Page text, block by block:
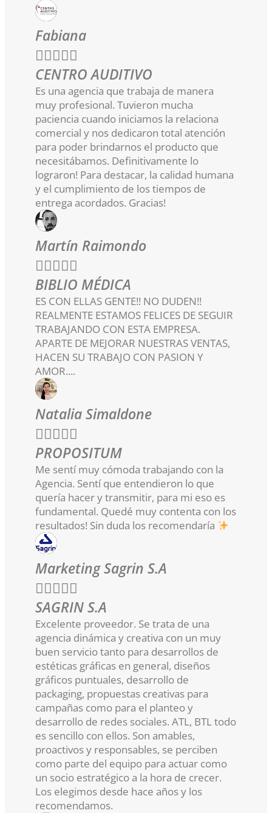
Fabiana

CENTRO AUDITIVO
Es una agencia que trabaja de manera
muy profesional. Tuvieron mucha
paciencia cuando iniciamos la relaciona
comercial y nos dedicaron total atención
para poder brindarnos el producto que
necesitábamos. Definitivamente lo
lograron! Para destacar, la calidad humana
y el cumplimiento de los tiempos de
entrega acordados. Gracias!
Martín Raimondo

BIBLIO MÉDICA
ES CON ELLAS GENTE!! NO DUDEN!!
REALMENTE ESTAMOS FELICES DE SEGUIR
TRABAJANDO CON ESTA EMPRESA.
APARTE DE MEJORAR NUESTRAS VENTAS,
HACEN SU TRABAJO CON PASION Y
AMOR....
Natalia Simaldone

PROPOSITUM
Me sentí muy cómoda trabajando con la
Agencia. Sentí que entendieron lo que
quería hacer y transmitir, para mi eso es
fundamental. Quedé muy contenta con los
resultados! Sin duda los recomendaría
Marketing Sagrin S.A

SAGRIN S.A
Excelente proveedor. Se trata de una
agencia dinámica y creativa con un muy
buen servicio tanto para desarrollos de
estéticas gráficas en general, diseños
gráficos puntuales, desarrollo de
packaging, propuestas creativas para
campañas como para el planteo y
desarrollo de redes sociales. ATL, BTL todo
es sencillo con ellos. Son amables,
proactivos y responsables, se perciben
como parte del equipo para actuar como
un socio estratégico a la hora de crecer.
Los elegimos desde hace años y los
recomendamos.